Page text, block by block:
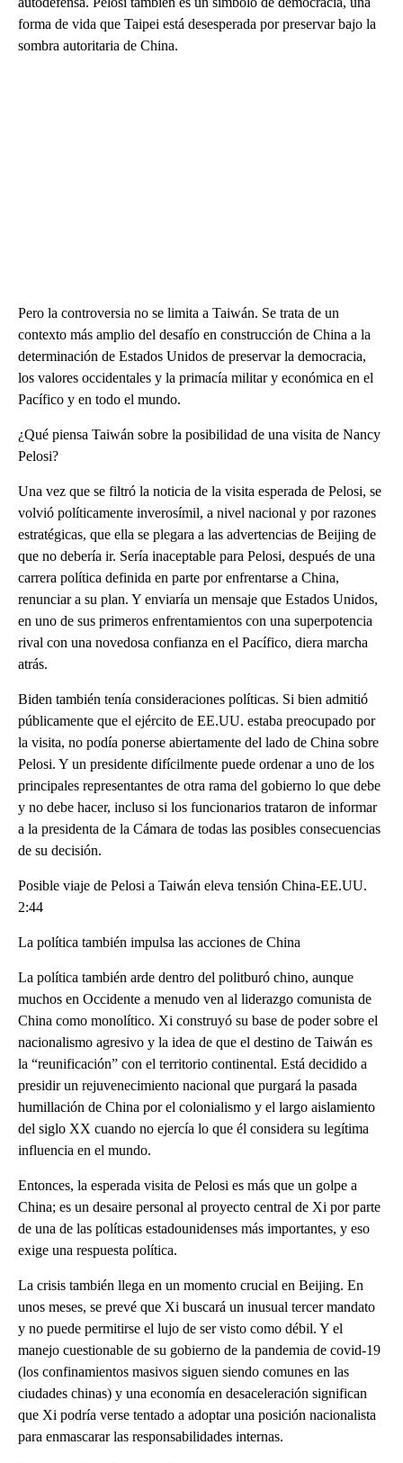
forma de vida que Taipei está desesperada por preservar bajo la
sombra autoritaria de China.
Pero la controversia no se limita a Taiwán. Se trata de un
contexto más amplio del desafío en construcción de China a la
determinación de Estados Unidos de preservar la democracia,
los valores occidentales y la primacía militar y económica en el
Pacífico y en todo el mundo.
¿Qué piensa Taiwán sobre la posibilidad de una visita de Nancy
Pelosi?
Una vez que se filtró la noticia de la visita esperada de Pelosi, se
volvió políticamente inverosímil, a nivel nacional y por razones
estratégicas, que ella se plegara a las advertencias de Beijing de
que no debería ir. Sería inaceptable para Pelosi, después de una
carrera política definida en parte por enfrentarse a China,
renunciar a su plan. Y enviaría un mensaje que Estados Unidos,
en uno de sus primeros enfrentamientos con una superpotencia
rival con una novedosa confianza en el Pacífico, diera marcha
atrás.
Biden también tenía consideraciones políticas. Si bien admitió
públicamente que el ejército de EE.UU. estaba preocupado por
la visita, no podía ponerse abiertamente del lado de China sobre
Pelosi. Y un presidente difícilmente puede ordenar a uno de los
principales representantes de otra rama del gobierno lo que debe
y no debe hacer, incluso si los funcionarios trataron de informar
a la presidenta de la Cámara de todas las posibles consecuencias
de su decisión.
Posible viaje de Pelosi a Taiwán eleva tensión China-EE.UU.
2:44
La política también impulsa las acciones de China
La política también arde dentro del politburó chino, aunque
muchos en Occidente a menudo ven al liderazgo comunista de
China como monolítico. Xi construyó su base de poder sobre el
nacionalismo agresivo y la idea de que el destino de Taiwán es
la “reunificación” con el territorio continental. Está decidido a
presidir un rejuvenecimiento nacional que purgará la pasada
humillación de China por el colonialismo y el largo aislamiento
del siglo XX cuando no ejercía lo que él considera su legítima
influencia en el mundo.
Entonces, la esperada visita de Pelosi es más que un golpe a
China; es un desaire personal al proyecto central de Xi por parte
de una de las políticas estadounidenses más importantes, y eso
exige una respuesta política.
La crisis también llega en un momento crucial en Beijing. En
unos meses, se prevé que Xi buscará un inusual tercer mandato
y no puede permitirse el lujo de ser visto como débil. Y el
manejo cuestionable de su gobierno de la pandemia de covid-19
(los confinamientos masivos siguen siendo comunes en las
ciudades chinas) y una economía en desaceleración significan
que Xi podría verse tentado a adoptar una posición nacionalista
para enmascarar las responsabilidades internas.